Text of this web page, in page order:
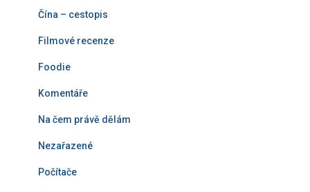
Čína – cestopis
Filmové recenze
Foodie
Komentáře
Na čem právě dělám
Nezařazené
Počítače